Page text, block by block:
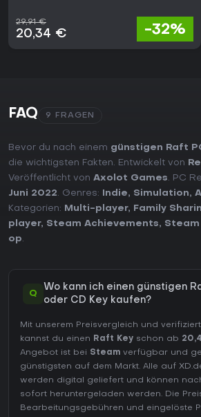
29,91 €
20,34 € -32%
FAQ 9 FRAGEN
Bevor du nach einem günstigen Raft
die wichtigsten Fakten. Entwickelt von
Veröffentlicht von Axolot Games. PC
Juni 2022. Genres: Indie, Simulation,
Kategorien:
Multi-player, Family
player, Steam Achievements, Steam
op.
Q
Wo kann ich einen günstigen
oder CD Key kaufen?
Mit unserem Preisvergleich und
kannst du einen Raft Key schon ab
Angebot ist bei Steam verfügbar und
günstigsten auf dem Markt. Alle auf
werden digital geliefert und können
sofort heruntergeladen werden. Die
Bearbeitungsgebühren und eingelöste